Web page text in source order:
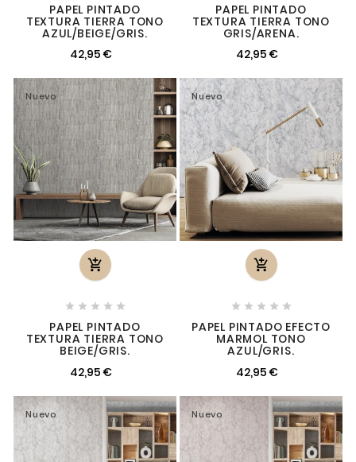
PAPEL PINTADO
TEXTURA TIERRA TONO
AZUL/BEIGE/GRIS.
42,95 €
PAPEL PINTADO
TEXTURA TIERRA TONO
GRIS/ARENA.
42,95 €
Nuevo

    
PAPEL PINTADO
TEXTURA TIERRA TONO
BEIGE/GRIS.
42,95 €
Nuevo

    
PAPEL PINTADO EFECTO
MARMOL TONO
AZUL/GRIS.
42,95 €
Nuevo Nuevo